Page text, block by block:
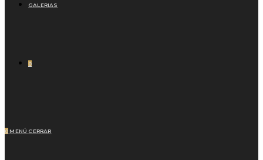
GALERIAS
0
0 MENÚ CERRAR